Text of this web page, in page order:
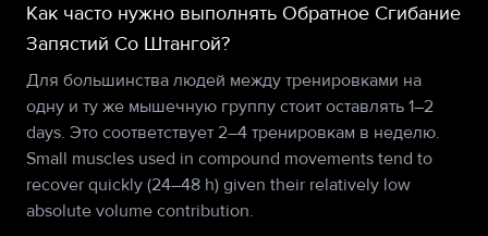
Как часто нужно выполнять Обратное Сгибание
Запястий Со Штангой?
Для большинства людей между тренировками на
одну и ту же мышечную группу стоит оставлять 1–2
days. Это соответствует 2–4 тренировкам в неделю.
Small muscles used in compound movements tend to
recover quickly (24–48 h) given their relatively low
absolute volume contribution.